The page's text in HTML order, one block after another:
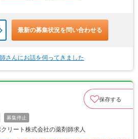
最新の募集状況を問い合わせる
さんにお話を伺ってきました
保存する
募集停止
リート株式会社の薬剤師求人